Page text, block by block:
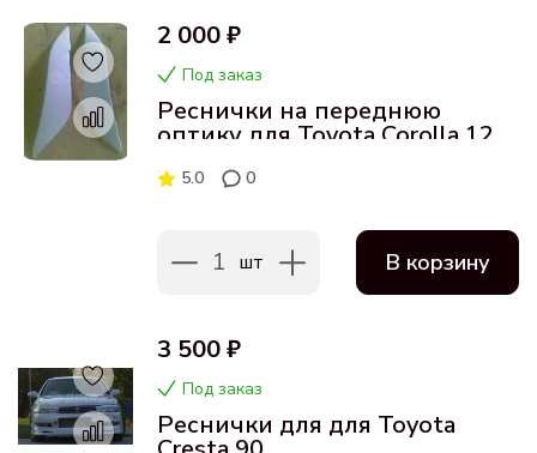
2 000 ₽
Под заказ
Реснички на переднюю
оптику для Toyota Corolla 120/
5.0 0
1 шт В корзину
3 500 ₽
Под заказ
Реснички для для Toyota